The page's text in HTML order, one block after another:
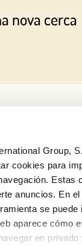
Group,
cookies para
Estas
anuncios. En
se puede
aparece cómo
en
nova cerca
novetats?
de Borges